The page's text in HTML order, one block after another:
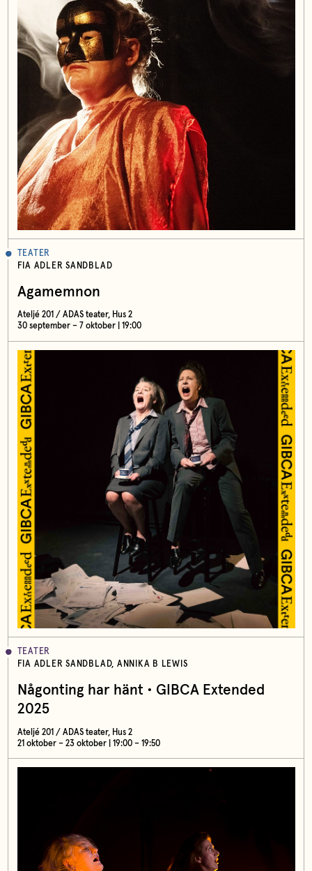
TEATER
FIA ADLER SANDBLAD
Agamemnon
Ateljé 201 / ADAS teater, Hus 2
30 september – 7 oktober | 19:00
TEATER
FIA ADLER SANDBLAD, ANNIKA B LEWIS
Någonting har hänt • GIBCA Extended
2025
Ateljé 201 / ADAS teater, Hus 2
21 oktober – 23 oktober | 19:00 – 19:50